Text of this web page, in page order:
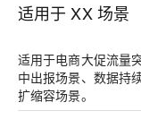
适用于 XX 场景
适用于电商大促流量
中出报场景、数据持
扩缩容场景。